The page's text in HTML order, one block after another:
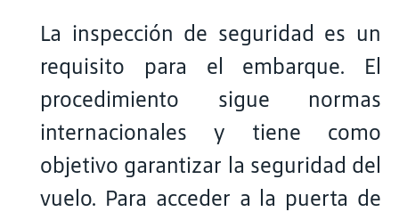
La inspección de seguridad es un
requisito para el embarque. El
procedimiento sigue normas
internacionales y tiene como
objetivo garantizar la seguridad del
vuelo. Para acceder a la puerta de